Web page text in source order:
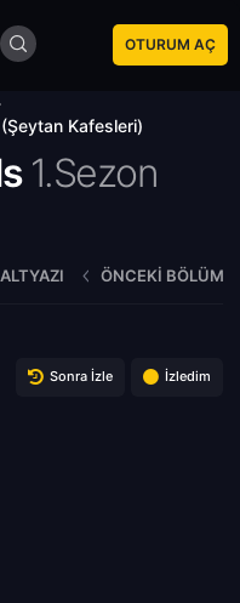
OTURUM AÇ
Kafesleri)
1.Sezon
ÖNCEKI BÖLÜM
Sonra İzle İzledim